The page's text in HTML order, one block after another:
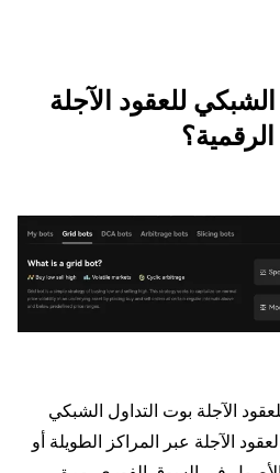
للعقود الآجلة
الآجلة بوت التداول الشبكي
الآجلة عبر المراكز الطويلة أو